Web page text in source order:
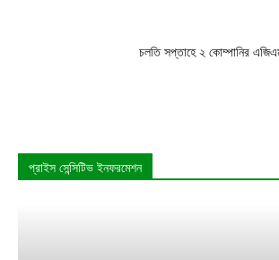
চলতি সপ্তাহে ২ কোম্পানির
প্রাইস সেন্সিটিভ ইনফরমেশন